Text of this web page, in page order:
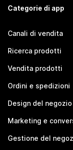
Categorie di app
Canali di vendita
Ricerca prodotti
Vendita prodotti
Ordini e spedizioni
Design del negozio
Marketing e
Gestione del